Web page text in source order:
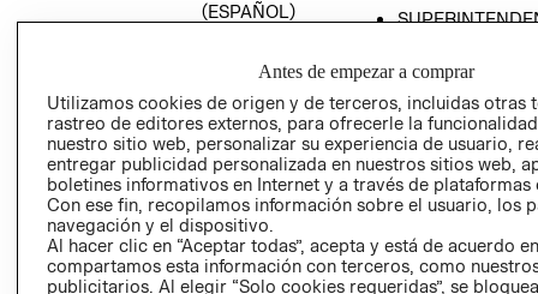
(ESPAÑOL)
TRANSPARENCIA
Y ÉTICA (INGLÉS)
COMERCIO - SIC
PETICIONES
QUEJAS Y
RECLAMOS
Antes de empezar a comprar
Utilizamos cookies de origen y de terceros, incluidas otras
rastreo de editores externos, para ofrecerle la
nuestro sitio web, personalizar su experiencia de usuario,
entregar publicidad personalizada en nuestros sitios web,
boletines informativos en Internet y a través de plataformas
Con ese fin, recopilamos información sobre el usuario, los
navegación y el dispositivo.
Al hacer clic en “Aceptar todas”, acepta y está de acuerdo
compartamos esta información con terceros, como
publicitarios. Al elegir “Solo cookies requeridas”, se